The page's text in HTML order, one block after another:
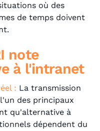
où des
de temps doivent
note
à l'intranet
: La transmission
des principaux
qu'alternative à
dépendent du